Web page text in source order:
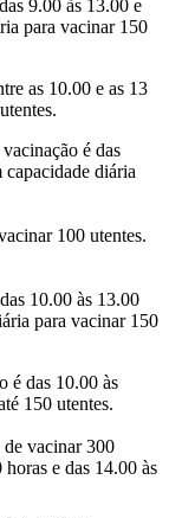
9.00 às 13.00 e
para vacinar 150
as 10.00 e as 13
é das
capacidade diária
100 utentes.
10.00 às 13.00
para vacinar 150
é das 10.00 às
150 utentes.
de vacinar 300
e das 14.00 às